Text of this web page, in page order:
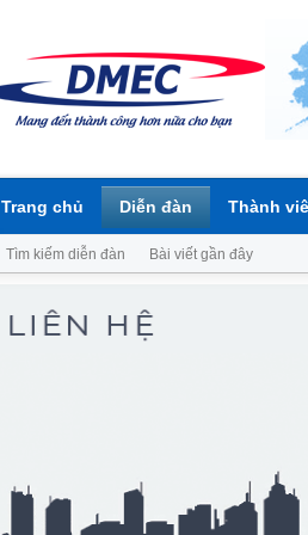
Trang chủ Diễn đàn
Tìm kiếm diễn đàn Bài viết gần đây
Thành